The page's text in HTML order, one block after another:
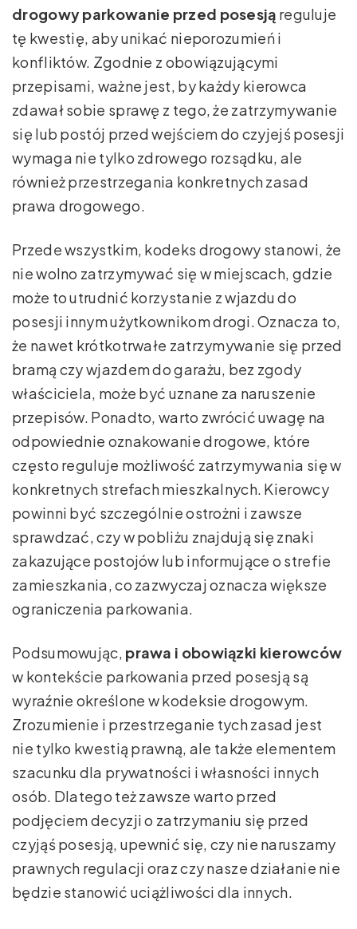
drogowy parkowanie przed posesją reguluje
tę kwestię, aby unikać nieporozumień i
konfliktów. Zgodnie z obowiązującymi
przepisami, ważne jest, by każdy kierowca
zdawał sobie sprawę z tego, że zatrzymywanie
się lub postój przed wejściem do czyjejś posesji
wymaga nie tylko zdrowego rozsądku, ale
również przestrzegania konkretnych zasad
prawa drogowego.
Przede wszystkim, kodeks drogowy stanowi, że
nie wolno zatrzymywać się w miejscach, gdzie
może to utrudnić korzystanie z wjazdu do
posesji innym użytkownikom drogi. Oznacza to,
że nawet krótkotrwałe zatrzymywanie się przed
bramą czy wjazdem do garażu, bez zgody
właściciela, może być uznane za naruszenie
przepisów. Ponadto, warto zwrócić uwagę na
odpowiednie oznakowanie drogowe, które
często reguluje możliwość zatrzymywania się w
konkretnych strefach mieszkalnych. Kierowcy
powinni być szczególnie ostrożni i zawsze
sprawdzać, czy w pobliżu znajdują się znaki
zakazujące postojów lub informujące o strefie
zamieszkania, co zazwyczaj oznacza większe
ograniczenia parkowania.
Podsumowując, prawa i obowiązki kierowców
w kontekście parkowania przed posesją są
wyraźnie określone w kodeksie drogowym.
Zrozumienie i przestrzeganie tych zasad jest
nie tylko kwestią prawną, ale także elementem
szacunku dla prywatności i własności innych
osób. Dlatego też zawsze warto przed
podjęciem decyzji o zatrzymaniu się przed
czyjąś posesją, upewnić się, czy nie naruszamy
prawnych regulacji oraz czy nasze działanie nie
będzie stanowić uciążliwości dla innych.